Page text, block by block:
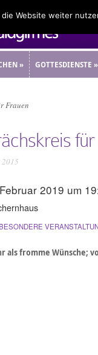
» GOTTESDIENSTE »
Frauen
2015
2019 um
BESONDERE
als fromme Wünsche;
Website weiter